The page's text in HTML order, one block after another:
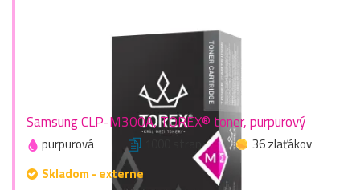
Samsung CLP-M300A, TOREX® toner, purpurový
purpurová 1000 stran
36 zlaťákov
Skladom - externe